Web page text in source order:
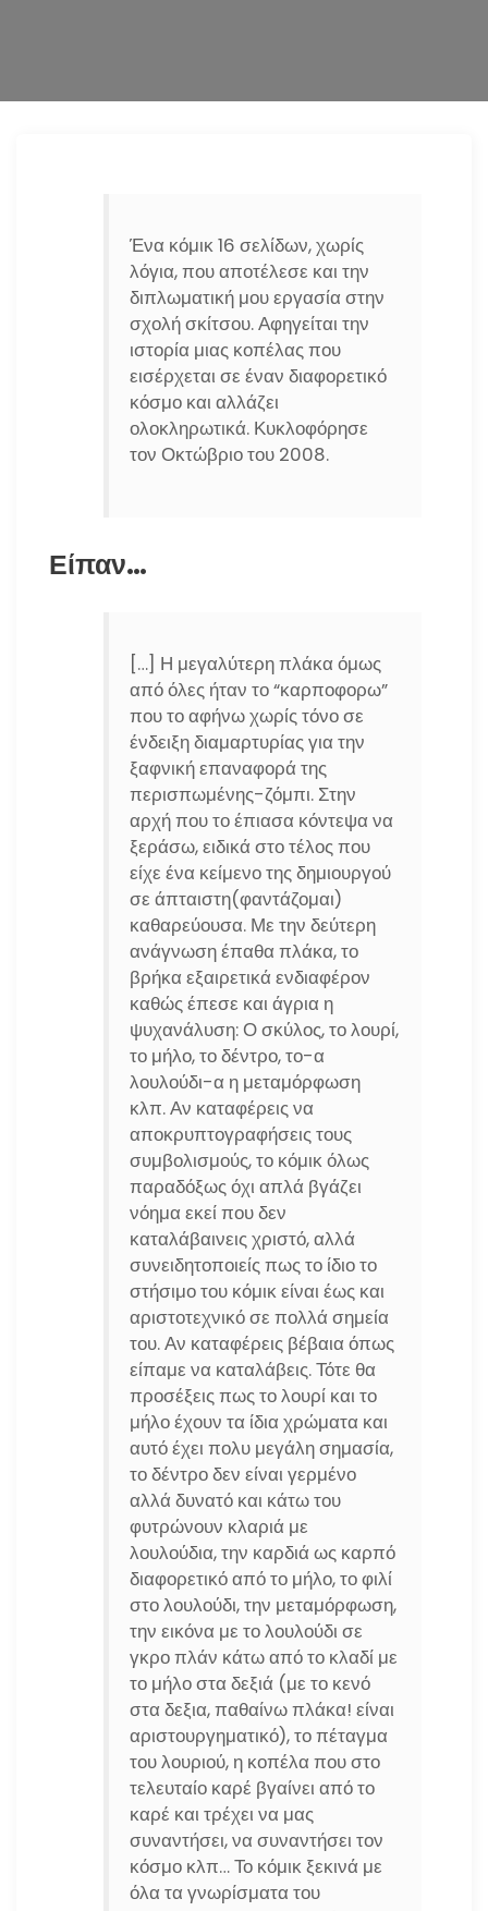
Ένα κόμικ 16 σελίδων, χωρίς
λόγια, που αποτέλεσε και την
διπλωματική μου εργασία στην
σχολή σκίτσου. Αφηγείται την
ιστορία μιας κοπέλας που
εισέρχεται σε έναν διαφορετικό
κόσμο και αλλάζει
ολοκληρωτικά. Κυκλοφόρησε
τον Οκτώβριο του 2008.
Είπαν…
[…] Η μεγαλύτερη πλάκα όμως
από όλες ήταν το “καρποφορω”
που το αφήνω χωρίς τόνο σε
ένδειξη διαμαρτυρίας για την
ξαφνική επαναφορά της
περισπωμένης-ζόμπι. Στην
αρχή που το έπιασα κόντεψα να
ξεράσω, ειδικά στο τέλος που
είχε ένα κείμενο της δημιουργού
σε άπταιστη(φαντάζομαι)
καθαρεύουσα. Με την δεύτερη
ανάγνωση έπαθα πλάκα, το
βρήκα εξαιρετικά ενδιαφέρον
καθώς έπεσε και άγρια η
ψυχανάλυση: Ο σκύλος, το λουρί,
το μήλο, το δέντρο, το-α
λουλούδι-α η μεταμόρφωση
κλπ. Αν καταφέρεις να
αποκρυπτογραφήσεις τους
συμβολισμούς, το κόμικ όλως
παραδόξως όχι απλά βγάζει
νόημα εκεί που δεν
καταλάβαινεις χριστό, αλλά
συνειδητοποιείς πως το ίδιο το
στήσιμο του κόμικ είναι έως και
αριστοτεχνικό σε πολλά σημεία
του. Αν καταφέρεις βέβαια όπως
είπαμε να καταλάβεις. Τότε θα
προσέξεις πως το λουρί και το
μήλο έχουν τα ίδια χρώματα και
αυτό έχει πολυ μεγάλη σημασία,
το δέντρο δεν είναι γερμένο
αλλά δυνατό και κάτω του
φυτρώνουν κλαριά με
λουλούδια, την καρδιά ως καρπό
διαφορετικό από το μήλο, το φιλί
στο λουλούδι, την μεταμόρφωση,
την εικόνα με το λουλούδι σε
γκρο πλάν κάτω από το κλαδί με
το μήλο στα δεξιά (με το κενό
στα δεξια, παθαίνω πλάκα! είναι
αριστουργηματικό), το πέταγμα
του λουριού, η κοπέλα που στο
τελευταίο καρέ βγαίνει από το
καρέ και τρέχει να μας
συναντήσει, να συναντήσει τον
κόσμο κλπ… Το κόμικ ξεκινά με
όλα τα γνωρίσματα του